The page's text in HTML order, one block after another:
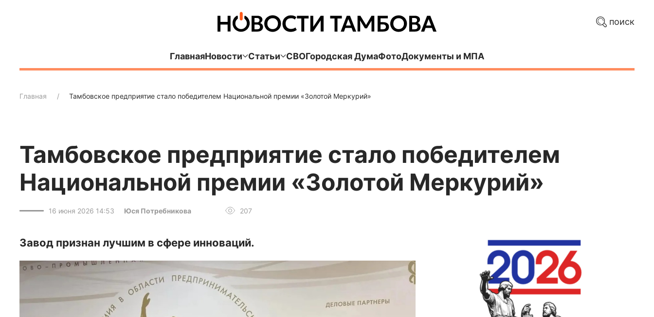
поиск
ГлавнаяНовости Статьи СВОГородская ДумаФотоДокументы и МПА
Главная Тамбовское предприятие стало победителем Национальной премии «Золотой Меркурий»
Тамбовское предприятие стало победителем
Национальной премии «Золотой Меркурий»
16 июня 2026 14:53 Юся Потребникова 207
Завод признан лучшим в сфере инноваций.